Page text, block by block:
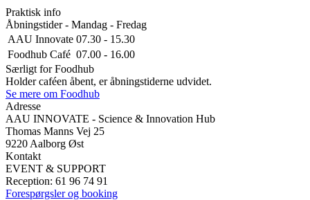
Praktisk info
Åbningstider - Mandag - Fredag
AAU Innovate 07.30 - 15.30
Foodhub Café 07.00 - 16.00
Særligt for Foodhub
Holder caféen åbent, er åbningstiderne udvidet.
Se mere om Foodhub
Adresse
AAU INNOVATE - Science & Innovation Hub
Thomas Manns Vej 25
9220 Aalborg Øst
Kontakt
EVENT & SUPPORT
Reception: 61 96 74 91
Forespørgsler og booking